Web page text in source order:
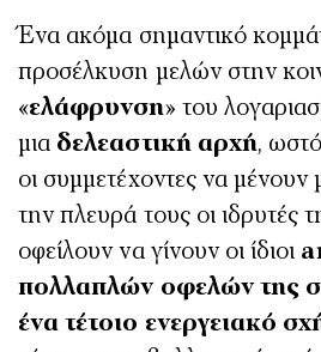
Ένα ακόμα σημαντικό
προσέλκυση μελών στην
«ελάφρυνση» του
μια δελεαστική αρχή,
οι συμμετέχοντες να
την πλευρά τους οι ιδρυτές
οφείλουν να γίνουν οι ίδιοι
πολλαπλών οφελών της
ένα τέτοιο ενεργειακό